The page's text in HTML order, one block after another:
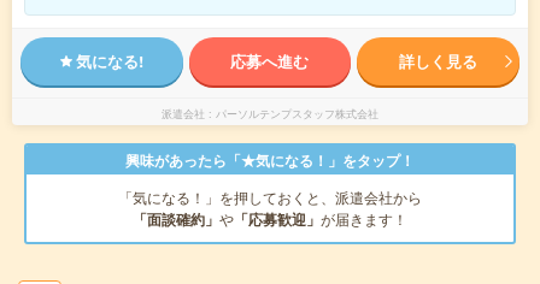
気になる! 応募へ進む 詳しく見る
派遣会社 パーソルテンプスタッフ株式会社
興味があったら「★気になる！」をタップ！
「気になる！」を押しておくと、派遣会社から
「面談確約」 や 「応募歓迎」 が届きます！